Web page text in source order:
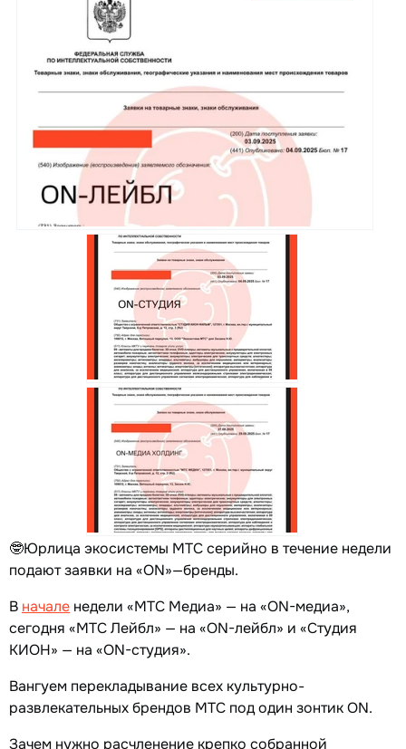
🤓Юрлица экосистемы МТС серийно в течение недели
подают заявки на «ON»—бренды.
В начале недели «МТС Медиа» — на «ON-медиа»,
сегодня «МТС Лейбл» — на «ON-лейбл» и «Студия
КИОН» — на «ON-студия».
Вангуем перекладывание всех культурно-
развлекательных брендов МТС под один зонтик ON.
Зачем нужно расчленение крепко собранной